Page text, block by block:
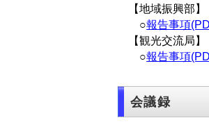
【地域振興部】
○報告事項
【観光交流局】
○報告事項
会議録